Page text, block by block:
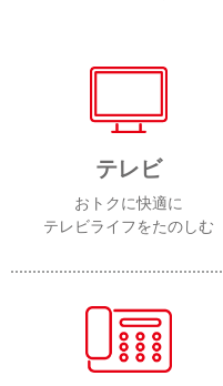
テレビ
おトクに快適に
テレビライフをたのしむ